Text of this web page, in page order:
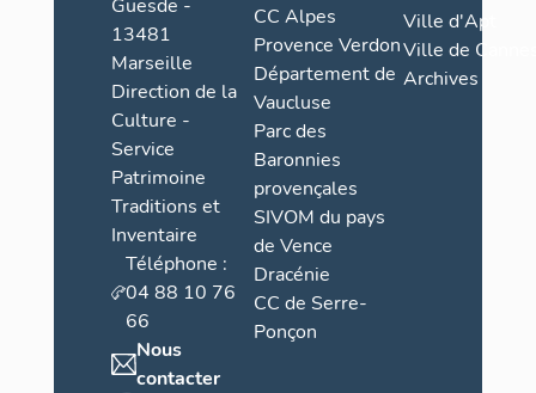
Guesde -
13481
Marseille
Direction de la
Culture -
Service
Patrimoine
Traditions et
Inventaire
Téléphone :
04 88 10 76
66
Nous
contacter
CC Alpes
Provence Verdon
Département de
Vaucluse
Parc des
Baronnies
provençales
SIVOM du pays
de Vence
Dracénie
CC de Serre-
Ponçon
Ville d'Apt
Ville de
Archives